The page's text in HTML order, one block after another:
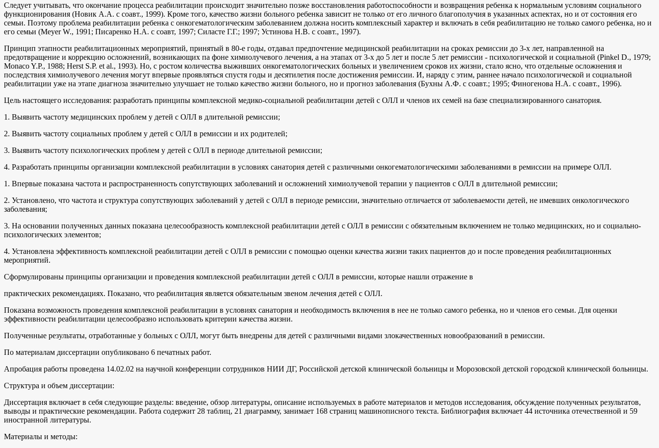
Следует учитывать, что окончание процесса реабилитации происходит значительно позже восстановления работоспособности и возвращения ребенка к нормальным условиям социального
функционирования (Новик A.A. с соавт., 1999). Кроме того, качество жизни больного ребенка зависит не только от его личного благополучия в указанных аспектах, но и от состояния его
семьи. Поэтому проблема реабилитации ребенка с онкогематологическим заболеванием должна носить комплексный характер и включать в себя реабилитацию не только самого ребенка, но и
его семьи (Meyer W., 1991; Писаренко H.A. с соавт, 1997; Силасте Г.Г.; 1997; Устинова Н.В. с соавт., 1997).
Принцип этапности реабилитационных мероприятий, принятый в 80-е годы, отдавал предпочтение медицинской реабилитации на сроках ремиссии до 3-х лет, направленной на
предотвращение и коррекцию осложнений, возникающих па фоне химиолучевого лечения, а на этапах от 3-х до 5 лет и после 5 лет ремиссии - психологической и социальной (Pinkel D., 1979;
Monaco Y.P., 1988; Herst S.P. et al., 1993). Но, с ростом количества выживших онкогематологических больных и увеличением сроков их жизни, стало ясно, что отдельные осложнения и
последствия химиолучевого лечения могут впервые проявляться спустя годы и десятилетия после достижения ремиссии. И, наряду с этим, раннее начало психологической и социальной
реабилитации уже на этапе диагноза значительно улучшает не только качество жизни больного, но и прогноз заболевания (Бухны А.Ф. с соавт.; 1995; Финогенова H.A. с соавт., 1996).
Цель настоящего исследования: разработать принципы комплексной медико-социальной реабилитации детей с ОЛЛ и членов их семей на базе специализированного санатория.
1. Выявить частоту медицинских проблем у детей с ОЛЛ в длительной ремиссии;
2. Выявить частоту социальных проблем у детей с ОЛЛ в ремиссии и их родителей;
3. Выявить частоту психологических проблем у детей с ОЛЛ в периоде длительной ремиссии;
4. Разработать принципы организации комплексной реабилитации в условиях санатория детей с различными онкогематологическими заболеваниями в ремиссии на примере ОЛЛ.
1. Впервые показана частота и распространенность сопутствующих заболеваний и осложнений химиолучевой терапии у пациентов с ОЛЛ в длительной ремиссии;
2. Установлено, что частота и структура сопутствующих заболеваний у детей с ОЛЛ в периоде ремиссии, значительно отличается от заболеваемости детей, не имевших онкологического
заболевания;
3. На основании полученных данных показана целесообразность комплексной реабилитации детей с ОЛЛ в ремиссии с обязательным включением не только медицинских, но и социально-
психологических элементов;
4. Установлена эффективность комплексной реабилитации детей с ОЛЛ в ремиссии с помощью оценки качества жизни таких пациентов до и после проведения реабилитационных
мероприятий.
Сформулированы принципы организации и проведения комплексной реабилитации детей с ОЛЛ в ремиссии, которые нашли отражение в
практических рекомендациях. Показано, что реабилитация является обязательным звеном лечения детей с ОЛЛ.
Показана возможность проведения комплексной реабилитации в условиях санатория и необходимость включения в нее не только самого ребенка, но и членов его семьи. Для оценки
эффективности реабилитации целесообразно использовать критерии качества жизни.
Полученные результаты, отработанные у больных с ОЛЛ, могут быть внедрены для детей с различными видами злокачественных новообразований в ремиссии.
По материалам диссертации опубликовано 6 печатных работ.
Апробация работы проведена 14.02.02 на научной конференции сотрудников НИИ ДГ, Российской детской клинической больницы и Морозовской детской городской клинической больницы.
Структура и объем диссертации:
Диссертация включает в себя следующие разделы: введение, обзор литературы, описание используемых в работе материалов и методов исследования, обсуждение полученных результатов,
выводы и практические рекомендации. Работа содержит 28 таблиц, 21 диаграмму, занимает 168 страниц машинописного текста. Библиография включает 44 источника отечественной и 59
иностранной литературы.
Материалы и методы: